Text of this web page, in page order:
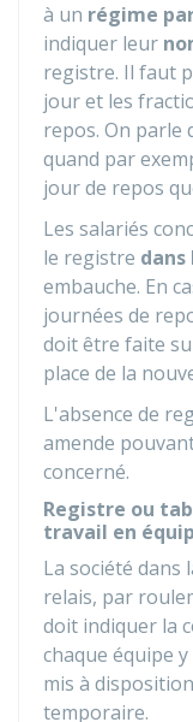
à un régime
indiquer leur
registre. Il faut
jour et les
repos. On parle
quand par
jour de repos
Les salariés
le registre dans
embauche. En
journées de
doit être faite
place de la
L'absence de
amende
concerné.
Registre ou
travail en
La société dans
relais, par
doit indiquer la
chaque équipe
mis à
temporaire.